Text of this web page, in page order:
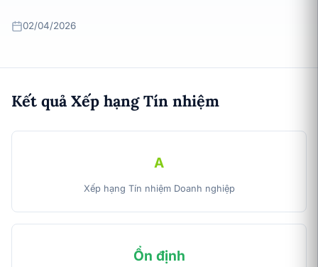
02/04/2026
Kết quả Xếp hạng Tín nhiệm
A
Xếp hạng Tín nhiệm Doanh nghiệp
Ổn định